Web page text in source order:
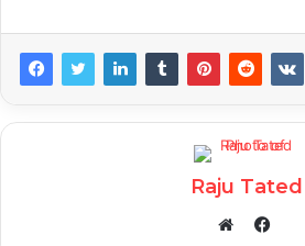
Raju Tated